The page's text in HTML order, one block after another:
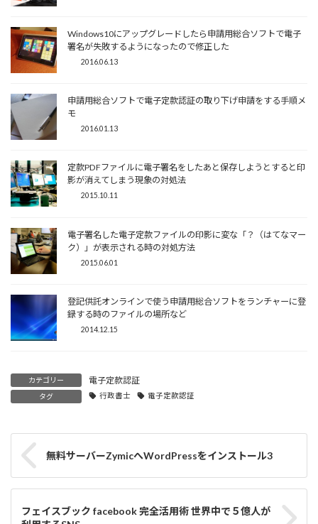
Windows10にアップグレードしたら申請用総合ソフトで電子
署名が失敗するようになったので修正した
2016.06.13
申請用総合ソフトで電子定款認証の取り下げ申請をする手順メ
モ
2016.01.13
定款PDFファイルに電子署名をしたあと保存しようとすると印
影が消えてしまう現象の対処法
2015.10.11
電子署名した電子定款ファイルの印影に変な「？（はてなマー
ク）」が表示される時の対処方法
2015.06.01
登記供託オンラインで使う申請用総合ソフトをランチャーに登
録する時のファイルの場所など
2014.12.15
カテゴリー 電子定款認証
タグ 行政書士 電子定款認証
無料サーバーZymicへWordPressをインストール3
フェイスブック facebook 完全活用術 世界中で５億人が